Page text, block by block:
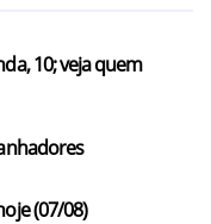
10; veja quem
(07/08)